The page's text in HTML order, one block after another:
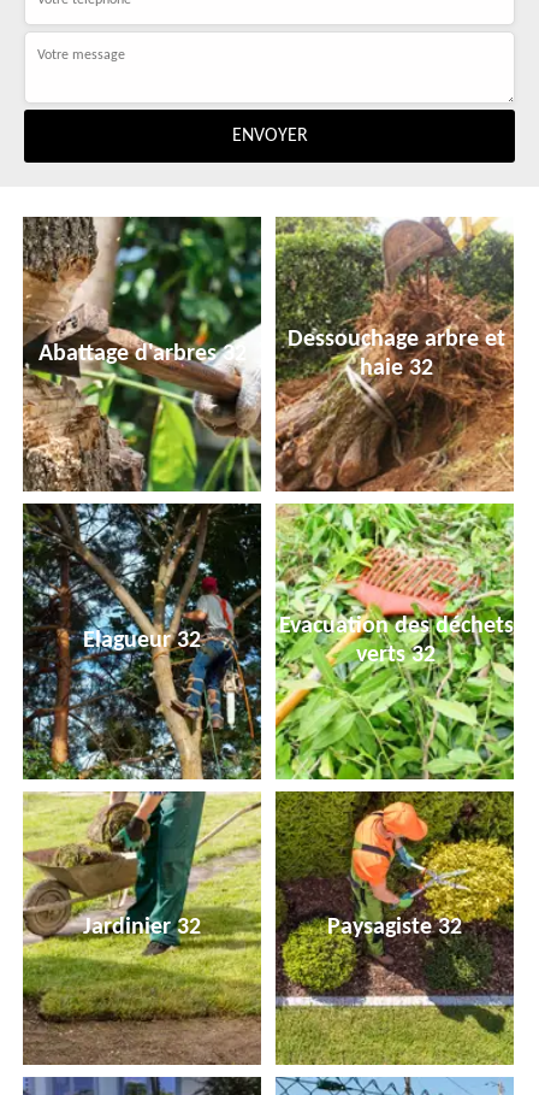
Abattage d'arbres 32
Dessouchage arbre et
haie 32
Elagueur 32
Evacuation des déchets
verts 32
Jardinier 32 Paysagiste 32